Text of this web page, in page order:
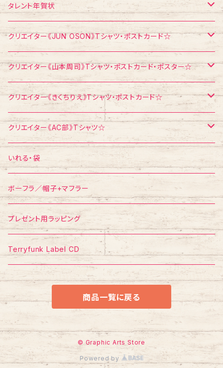
飛び出すカード
メモ帳
ポストカード
メモ帳
Tシャツ
ポストカード
タレント年賀状
江頭2：50
稲川淳二
浅見千代子
エスパー伊東
クリエイター《JUN OSON》Tシャツ・ポストカード☆
Tシャツ
ポストカード
クリエイター《山本周司》Tシャツ・ポストカード・ポスター☆
Tシャツ
ポストカード
ポスター
クリエイター《きくちりえ》Tシャツ・ポストカード☆
Tシャツ
ポストカード
クリエイター《AC部》Tシャツ☆
Tシャツ
いれる・袋
ボーフラ／帽子+マフラー
プレゼント用ラッピング
Terryfunk Label CD
商品一覧に戻る
© Graphic Arts Store
Powered by